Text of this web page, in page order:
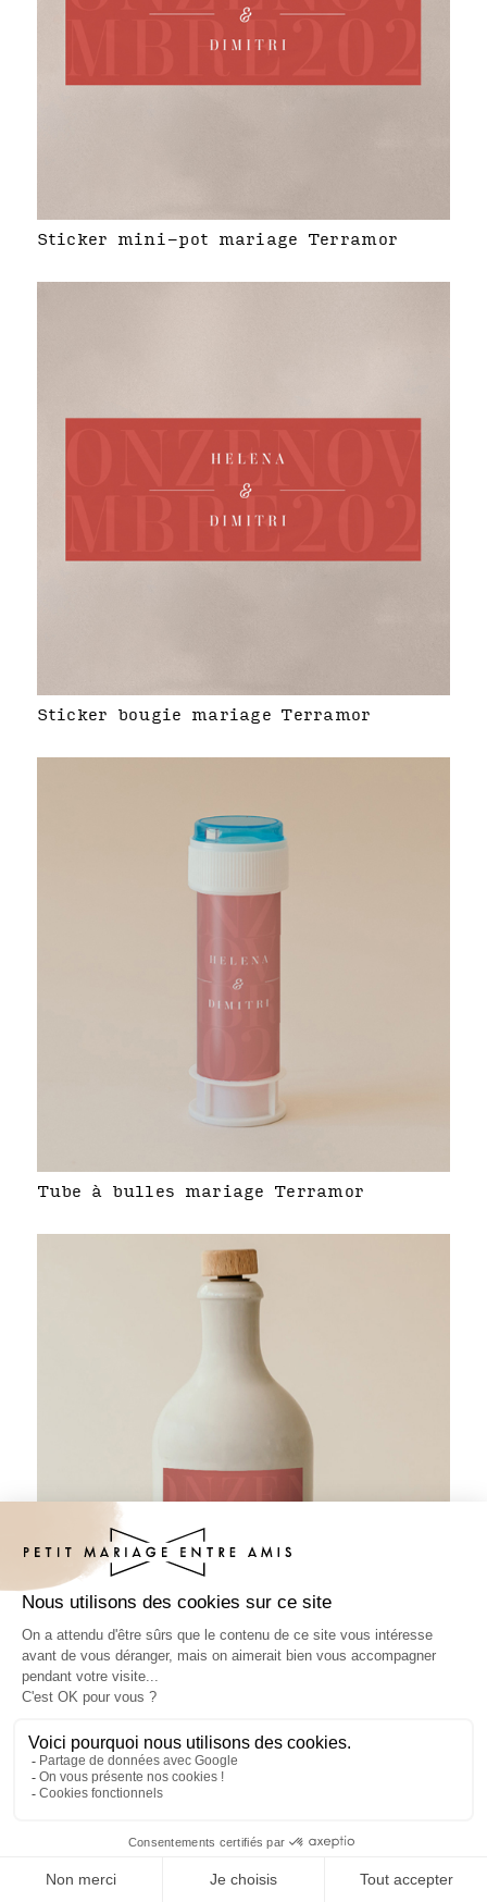
Sticker mini-pot mariage Terramor
Sticker bougie mariage Terramor
Tube à bulles mariage Terramor
Sticker bouteille mariage Terramor